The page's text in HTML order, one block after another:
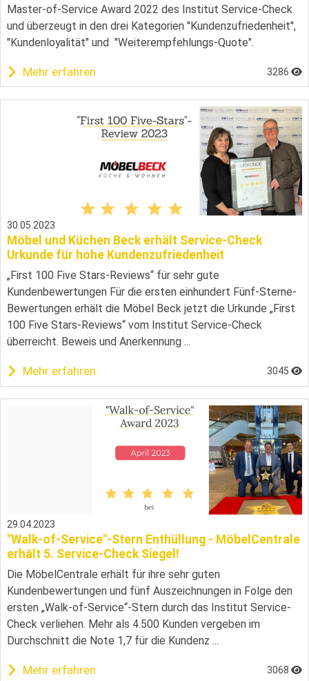
Master-of-Service Award 2022 des Institut Service-Check
und überzeugt in den drei Kategorien "Kundenzufriedenheit",
"Kundenloyalität" und "Weiterempfehlungs-Quote".
Mehr erfahren 3286
30.05.2023
Möbel und Küchen Beck erhält Service-Check
Urkunde für hohe Kundenzufriedenheit
„First 100 Five Stars-Reviews“ für sehr gute
Kundenbewertungen Für die ersten einhundert Fünf-Sterne-
Bewertungen erhält die Möbel Beck jetzt die Urkunde „First
100 Five Stars-Reviews“ vom Institut Service-Check
überreicht. Beweis und Anerkennung ...
Mehr erfahren 3045
29.04.2023
"Walk-of-Service"-Stern Enthüllung - MöbelCentrale
erhält 5. Service-Check Siegel!
Die MöbelCentrale erhält für ihre sehr guten
Kundenbewertungen und fünf Auszeichnungen in Folge den
ersten „Walk-of-Service“-Stern durch das Institut Service-
Check verliehen. Mehr als 4.500 Kunden vergeben im
Durchschnitt die Note 1,7 für die Kundenz ...
Mehr erfahren 3068